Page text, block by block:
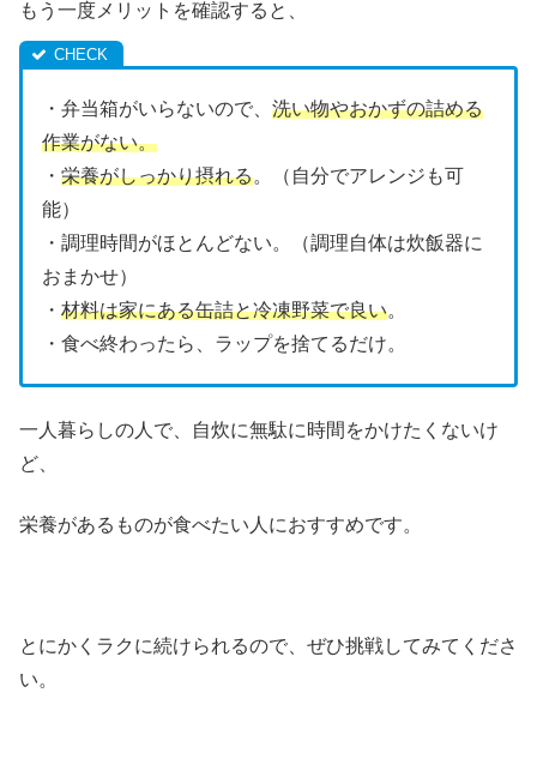
もう一度メリットを確認すると、
・弁当箱がいらないので、 洗い物やおかずの詰める
作業がない。
・ 栄養がしっかり摂れる。（自分でアレンジも可
能）
・調理時間がほとんどない。（調理自体は炊飯器に
おまかせ）
・ 材料は家にある缶詰と冷凍野菜で良い。
・食べ終わったら、ラップを捨てるだけ。
一人暮らしの人で、自炊に無駄に時間をかけたくないけ
ど、
栄養があるものが食べたい人におすすめです。
とにかくラクに続けられるので、ぜひ挑戦してみてくださ
い。